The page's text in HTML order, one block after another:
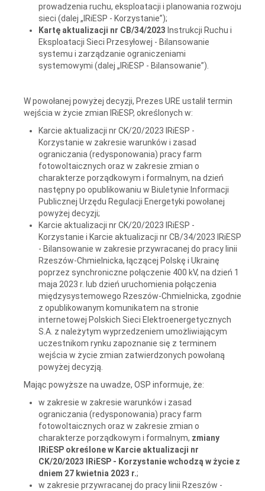
prowadzenia ruchu, eksploatacji i planowania rozwoju
sieci (dalej „IRiESP - Korzystanie”);
Kartę aktualizacji nr CB/34/2023 Instrukcji Ruchu i
Eksploatacji Sieci Przesyłowej - Bilansowanie
systemu i zarządzanie ograniczeniami
systemowymi (dalej „IRiESP - Bilansowanie”).
W powołanej powyżej decyzji, Prezes URE ustalił termin
wejścia w życie zmian IRiESP, określonych w:
Karcie aktualizacji nr CK/20/2023 IRiESP -
Korzystanie w zakresie warunków i zasad
ograniczania (redysponowania) pracy farm
fotowoltaicznych oraz w zakresie zmian o
charakterze porządkowym i formalnym, na dzień
następny po opublikowaniu w Biuletynie Informacji
Publicznej Urzędu Regulacji Energetyki powołanej
powyżej decyzji;
Karcie aktualizacji nr CK/20/2023 IRiESP -
Korzystanie i Karcie aktualizacji nr CB/34/2023 IRiESP
- Bilansowanie w zakresie przywracanej do pracy linii
Rzeszów-Chmielnicka, łączącej Polskę i Ukrainę
poprzez synchroniczne połączenie 400 kV, na dzień 1
maja 2023 r. lub dzień uruchomienia połączenia
międzysystemowego Rzeszów-Chmielnicka, zgodnie
z opublikowanym komunikatem na stronie
internetowej Polskich Sieci Elektroenergetycznych
S.A. z należytym wyprzedzeniem umożliwiającym
uczestnikom rynku zapoznanie się z terminem
wejścia w życie zmian zatwierdzonych powołaną
powyżej decyzją.
Mając powyższe na uwadze, OSP informuje, że:
w zakresie w zakresie warunków i zasad
ograniczania (redysponowania) pracy farm
fotowoltaicznych oraz w zakresie zmian o
charakterze porządkowym i formalnym, zmiany
IRiESP określone w Karcie aktualizacji nr
CK/20/2023 IRiESP - Korzystanie wchodzą w życie z
dniem 27 kwietnia 2023 r.;
w zakresie przywracanej do pracy linii Rzeszów -